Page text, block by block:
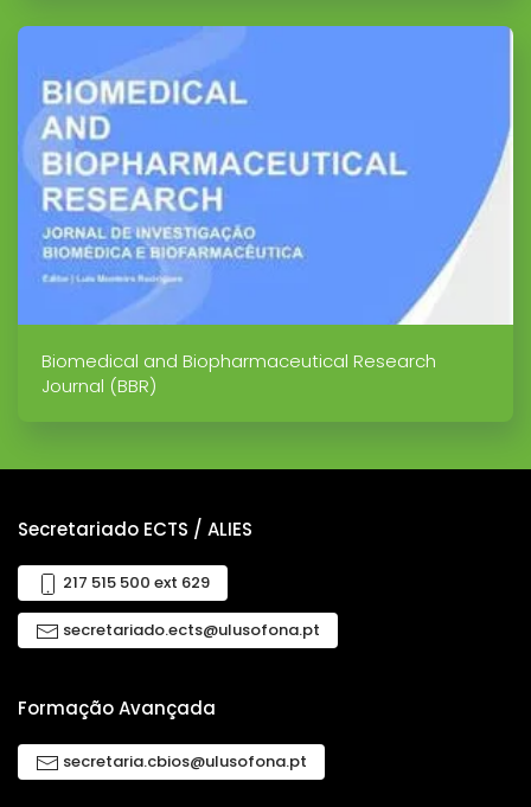
Biomedical and Biopharmaceutical Research
Journal (BBR)
Secretariado ECTS / ALIES
217 515 500 ext 629
secretariado.ects@ulusofona.pt
Formação Avançada
secretaria.cbios@ulusofona.pt